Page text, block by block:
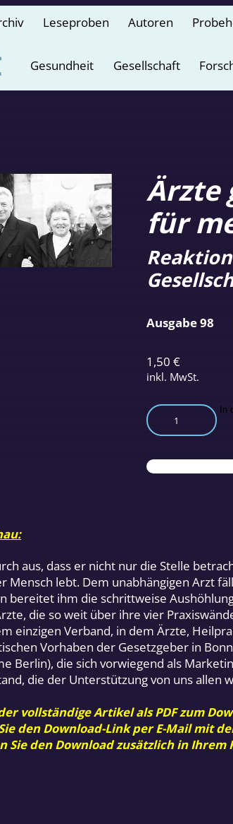
Leseproben Autoren
Gesundheit Gesellschaft
Ärzte
für
1,50 €
inkl. MwSt.
Ärzte
gründen
„Unser
Aufbruch“
In
Ausgabe 98
aus, dass er nicht nur die Stelle
lebt. Dem unabhängigen Arzt
bereitet ihm die schrittweise
die so weit über ihre vier
einzigen Verband, in dem Ärzte,
Vorhaben der Gesetzgeber in
Berlin), die sich vorwiegend als
die der Unterstützung von uns allen
vollständige Artikel als PDF zum
den Download-Link per E-Mail mit
den Download zusätzlich in Ihrem